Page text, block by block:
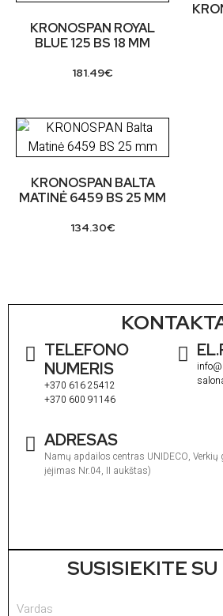
KRONOSPAN ROYAL
BLUE 125 BS 18 MM
181.49€
KRONOSPAN BALTA
MATINĖ 6459 BS 25 MM
134.30€
TELEFONO
NUMERIS
+370 616 25412
+370 600 91146
ADRESAS
Namų apdailos centras UNIDECO,
įėjimas Nr.04, II aukštas)
SUSISIEKITE